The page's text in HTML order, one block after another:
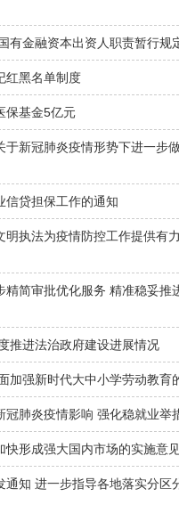
有金融资本出资人职责暂行规
红黑名单制度
保基金5亿元
于新冠肺炎疫情形势下进一步
信贷担保工作的通知
明执法为疫情防控工作提供有
精简审批优化服务 精准稳妥推
推进法治政府建设进展情况
加强新时代大中小学劳动教育
冠肺炎疫情影响 强化稳就业举
快形成强大国内市场的实施意
通知 进一步指导各地落实分区